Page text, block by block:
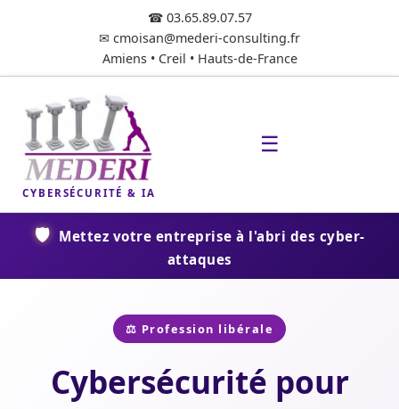
☎ 03.65.89.07.57
✉ cmoisan@mederi-consulting.fr
Amiens • Creil • Hauts-de-France
CYBERSÉCURITÉ & IA
☰
🛡️ Mettez votre entreprise à l'abri des cyber-
attaques
⚖️ Profession libérale
Cybersécurité pour